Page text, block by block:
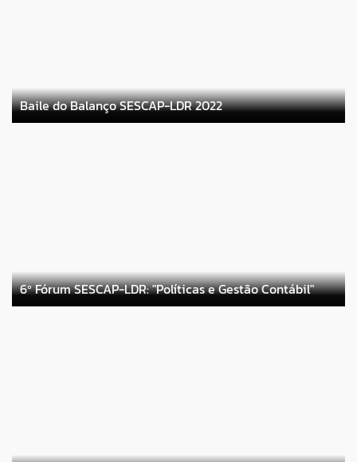
Baile do Balanço SESCAP-LDR 2022
6º Fórum SESCAP-LDR: "Políticas e Gestão Contábil"